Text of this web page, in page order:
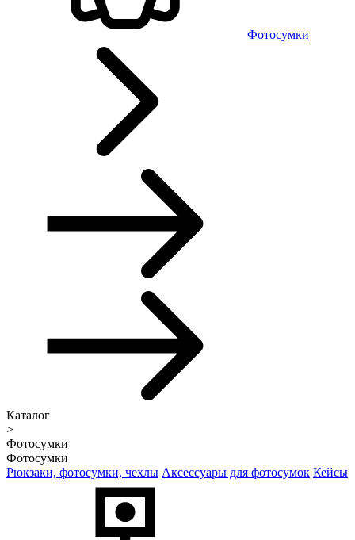
Фотосумки
Каталог
>
Фотосумки
Фотосумки
Рюкзаки, фотосумки, чехлы Аксессуары для фотосумок Кейсы